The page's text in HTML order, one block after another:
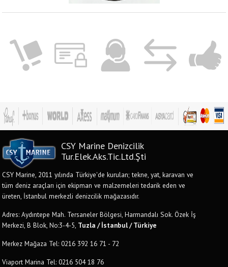
CSY Marine Denizcilik
Tur.Elek.Aks.Tic.Ltd.Şti
CSY Marine, 2011 yılında Türkiye'de kurulan; tekne, yat, karavan ve
tüm deniz araçları için ekipman ve malzemeleri tedarik eden ve
üreten, İstanbul merkezli denizcilik mağazasıdır.
Adres: Aydıntepe Mah. Tersaneler Bölgesi, Harmandalı Sok. Özek İş
Merkezi, B Blok, No:3-4-5, Tuzla / İstanbul / Türkiye
Merkez Mağaza Tel: 0216 392 16 71 - 72
Viaport Marina Tel: 0216 504 18 76